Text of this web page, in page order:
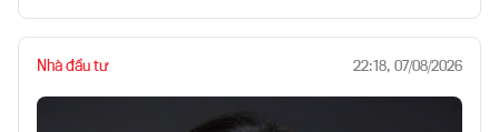
Nhà đầu tư 22:18, 07/08/2026